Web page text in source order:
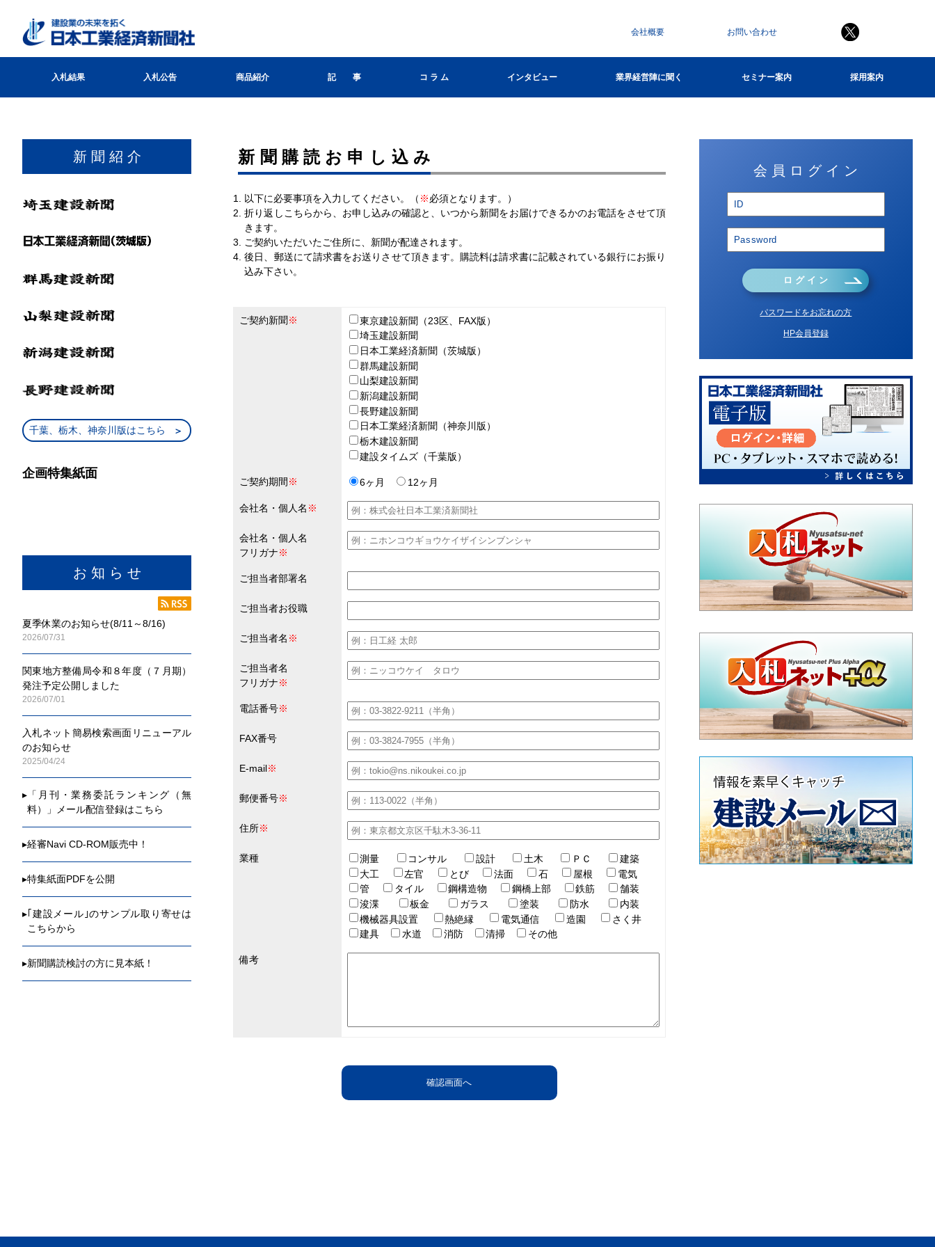
会社概要 お問い合わせ
入札結果 入札公告 商品紹介 記 事 コ ラ ム インタビュー 業界経営陣に聞く セミナー案内 採用案内
新 聞 紹 介
千葉、栃木、神奈川版はこちら
企画特集紙面
お 知 ら せ
夏季休業のお知らせ(8/11～8/16)
2026/07/31
関東地方整備局令和８年度（７月期）
発注予定公開しました
2026/07/01
入札ネット簡易検索画面リニューアル
のお知らせ
2025/04/24
▸ 「月刊・業務委託ランキング（無
料）」メール配信登録はこちら
▸経審Navi CD-ROM販売中！
▸特集紙面PDFを公開
▸ ｢建設メール｣のサンプル取り寄せは
こちらから
▸新聞購読検討の方に見本紙！
新聞購読お申し込み
1. 以下に必要事項を入力してください。（ ※必須となります。）
2. 折り返しこちらから、お申し込みの確認と、いつから新聞をお届けできるかのお電話をさせて頂
きます。
3. ご契約いただいたご住所に、新聞が配達されます。
4. 後日、郵送にて請求書をお送りさせて頂きます。購読料は請求書に記載されている銀行にお振り
込み下さい。
ご契約新聞※
東京建設新聞（23区、FAX版）
埼玉建設新聞
日本工業経済新聞（茨城版）
群馬建設新聞
山梨建設新聞
新潟建設新聞
長野建設新聞
日本工業経済新聞（神奈川版）
栃木建設新聞
建設タイムズ（千葉版）
ご契約期間 ※ 6ヶ月 12ヶ月
会社名・個人名 ※
会社名・個人名
フリガナ※
ご担当者部署名
ご担当者お役職
ご担当者名 ※
ご担当者名
フリガナ※
電話番号※
FAX番号
E-mail※
郵便番号※
住所※
業種 測量 コンサル 設計 土木 ＰＣ
建築
大工
左官 とび 法面 石 屋根
電気
管
タイル 鋼構造物 鋼橋上部 鉄筋
舗装
浚渫
板金 ガラス 塗装 防水
内装
機械器具設置
熱絶縁 電気通信 造園
さく井
建具
水道 消防 清掃 その他
備考
会 員 ロ グ イ ン
ロ グ イ ン
パスワードをお忘れの方
HP会員登録